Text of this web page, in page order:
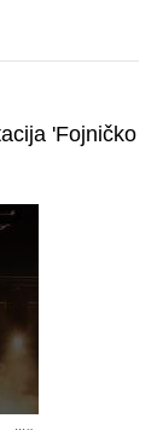
'Fojničko